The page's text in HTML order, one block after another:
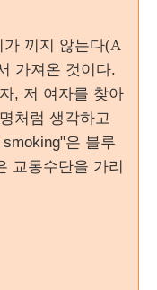
끼지 않는다(A
가져온 것이다.
, 저 여자를 찾아
처럼 생각하고
은 블루
교통수단을 가리